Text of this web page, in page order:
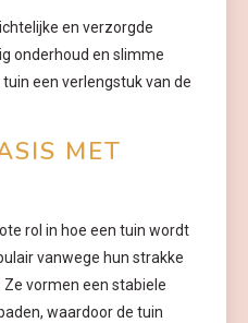
en verzorgde
onderhoud en slimme
een verlengstuk van de
MET
rol in hoe een tuin wordt
vanwege hun strakke
vormen een stabiele
waardoor de tuin